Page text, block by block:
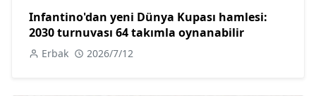
Infantino'dan yeni Dünya Kupası hamlesi:
2030 turnuvası 64 takımla oynanabilir
Erbak 2026/7/12